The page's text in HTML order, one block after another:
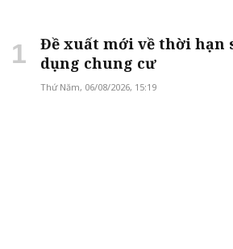
Đề xuất mới về thời hạn
dụng chung cư
Thứ Năm, 06/08/2026, 15:19